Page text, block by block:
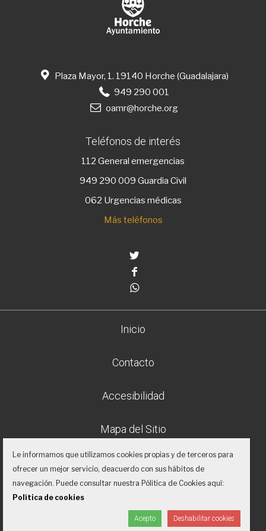
Plaza Mayor, 1. 19140 Horche (Guadalajara)
949 290 001
oamr@horche.org
Teléfonos de interés
112 General emergencias
949 290 009 Guardia Civil
062 Urgencias médicas
Más teléfonos
Inicio
Contacto
Accesibilidad
Mapa del Sitio
Aviso legal
Política de privacidad
Proyecto desarrollado por
Le informamos que utilizamos cookies propias y de terceros para
ofrecer un mejor servicio, deacuerdo con sus hábitos de
navegación. Puede consultar nuestra Pólitica de Cookies aquí:
Política de cookies
Acepto Deshabilitar cookies